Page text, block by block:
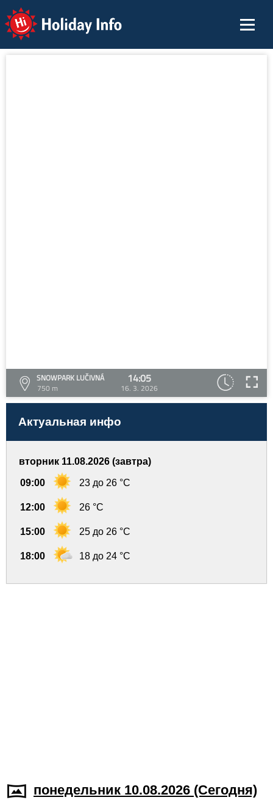
Holiday Info
SNOWPARK LUČIVNÁ
750 m
14:05
16. 3. 2026
Актуальная инфо
вторник 11.08.2026 (завтра)
09:00 23 до 26 °C
12:00 26 °C
15:00 25 до 26 °C
18:00 18 до 24 °C
понедельник 10.08.2026 (Cегодня)